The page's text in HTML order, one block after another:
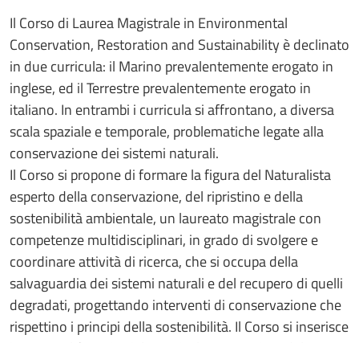
Il Corso di Laurea Magistrale in Environmental
Conservation, Restoration and Sustainability è declinato
in due curricula: il Marino prevalentemente erogato in
inglese, ed il Terrestre prevalentemente erogato in
italiano. In entrambi i curricula si affrontano, a diversa
scala spaziale e temporale, problematiche legate alla
conservazione dei sistemi naturali.
Il Corso si propone di formare la figura del Naturalista
esperto della conservazione, del ripristino e della
sostenibilità ambientale, un laureato magistrale con
competenze multidisciplinari, in grado di svolgere e
coordinare attività di ricerca, che si occupa della
salvaguardia dei sistemi naturali e del recupero di quelli
degradati, progettando interventi di conservazione che
rispettino i principi della sostenibilità. Il Corso si inserisce